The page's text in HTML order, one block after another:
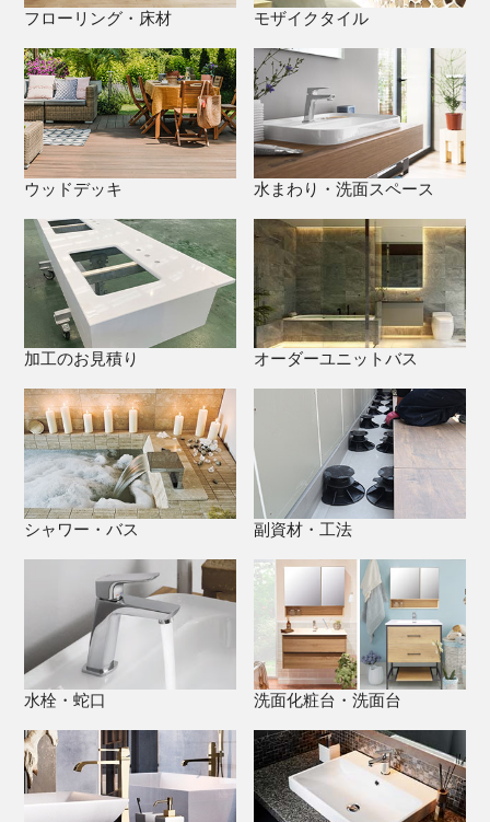
モザイクタイル
フローリング・床材
水まわり・洗面スペース
ウッドデッキ
オーダーユニットバス
加工のお見積り
副資材・工法
シャワー・バス
洗面化粧台・洗面台
水栓・蛇口